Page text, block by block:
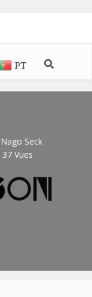
PT
Nago Seck
37 Vues